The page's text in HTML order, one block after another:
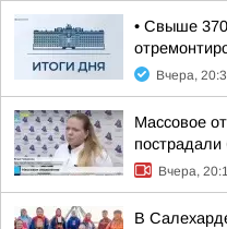
• Свыше 370
Вчера,
Массовое
пострадали
Вчера,
В